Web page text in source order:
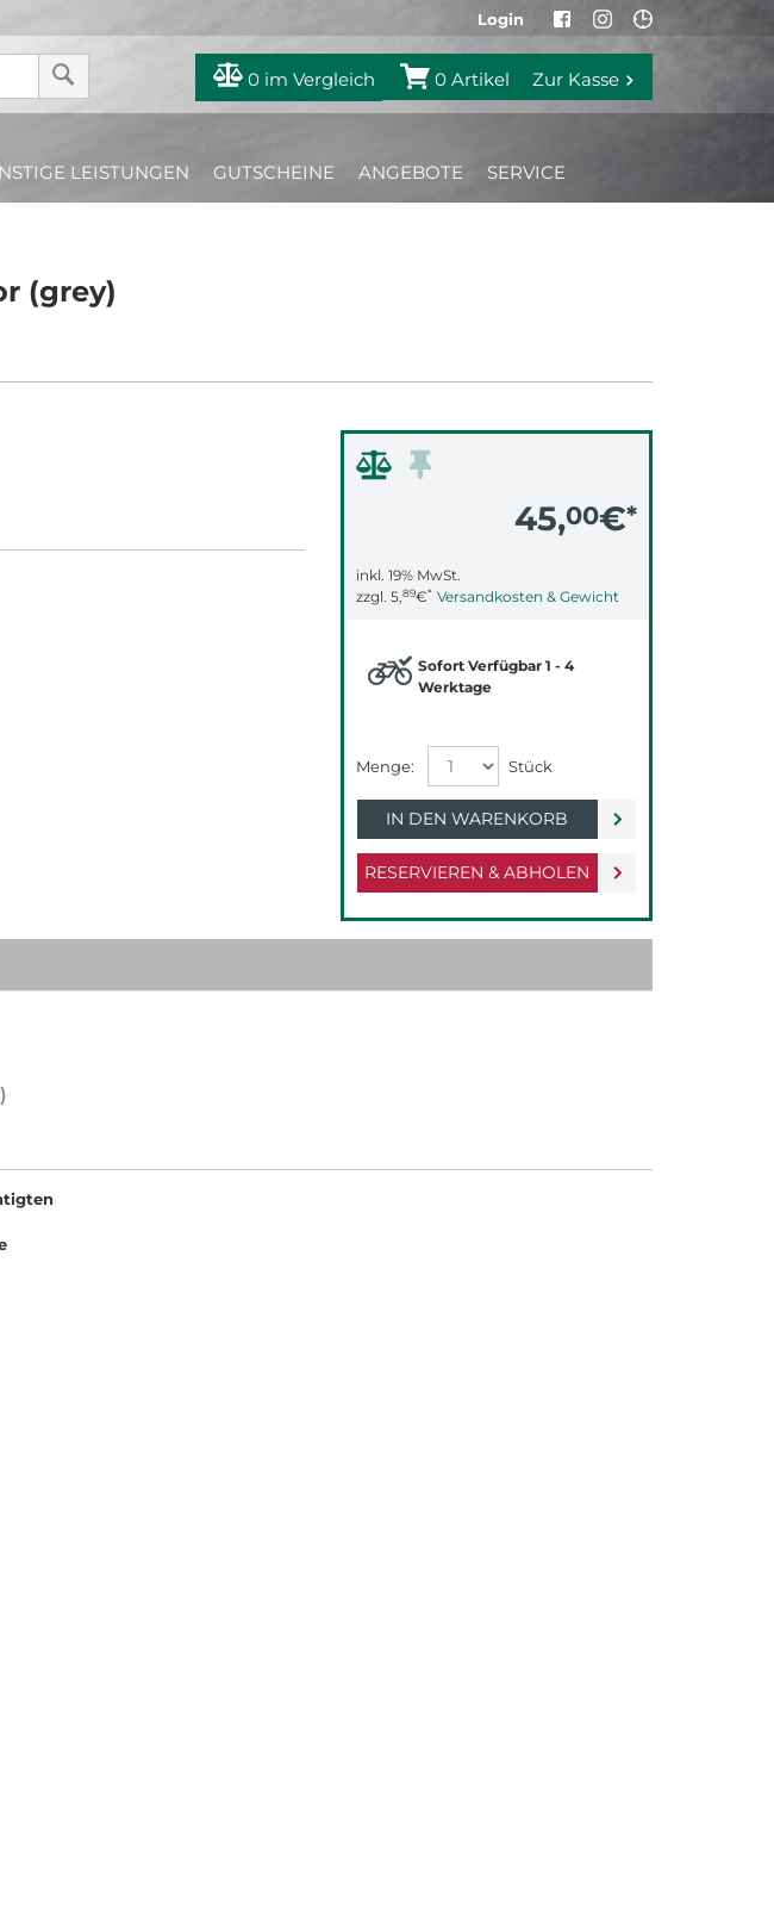
Login
0 im Vergleich 0 Artikel Zur Kasse
LEISTUNGEN GUTSCHEINE ANGEBOTE SERVICE
(grey)
45,00€*
inkl. 19% MwSt.
zzgl. 5,89€* Versandkosten & Gewicht
RESERVIEREN & ABHOLEN
Sofort Verfügbar 1 - 4
Werktage
IN DEN WARENKORB